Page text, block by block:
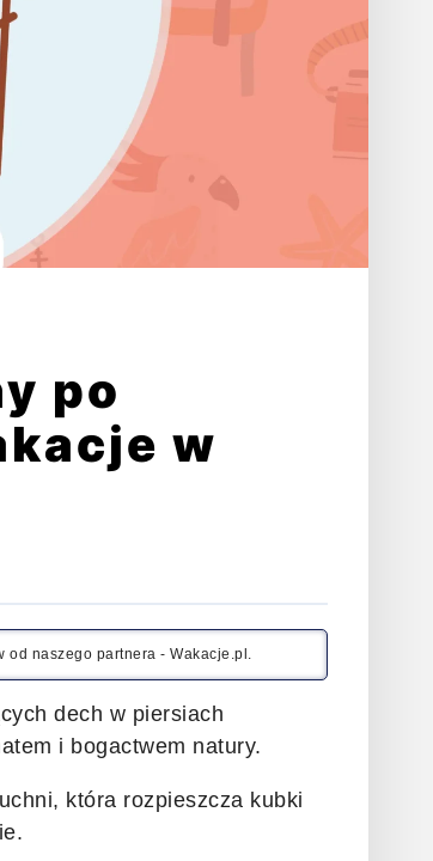
po
w
od naszego partnera - Wakacje.pl.
dech w piersiach
i bogactwem natury.
która rozpieszcza kubki